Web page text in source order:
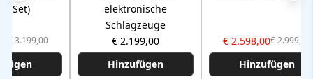
Set)
€ 3.199,00
elektronische
Schlagzeuge
€ 2.199,00
Hinzufügen
€ 2.598,00€ 2.999,00
Hinzufügen